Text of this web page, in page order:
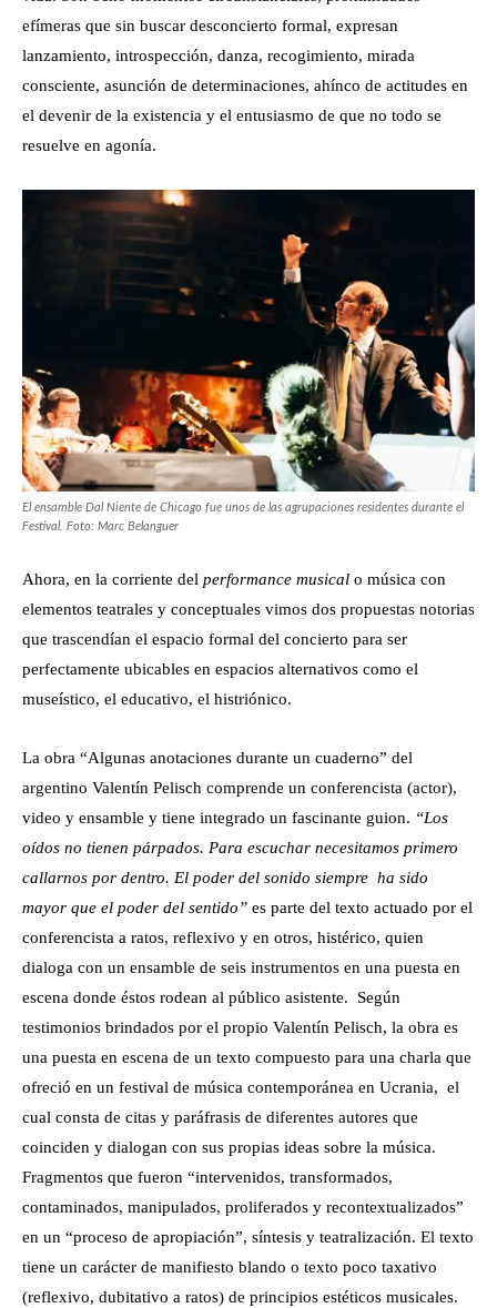
efímeras que sin buscar desconcierto formal, expresan
lanzamiento, introspección, danza, recogimiento, mirada
consciente, asunción de determinaciones, ahínco de actitudes en
el devenir de la existencia y el entusiasmo de que no todo se
resuelve en agonía.
El ensamble Dal Niente de Chicago fue unos de las agrupaciones residentes durante el
Festival. Foto: Marc Belanguer
Ahora, en la corriente del performance musical o música con
elementos teatrales y conceptuales vimos dos propuestas notorias
que trascendían el espacio formal del concierto para ser
perfectamente ubicables en espacios alternativos como el
museístico, el educativo, el histriónico.
La obra “Algunas anotaciones durante un cuaderno” del
argentino Valentín Pelisch comprende un conferencista (actor),
video y ensamble y tiene integrado un fascinante guion. “Los
oídos no tienen párpados. Para escuchar necesitamos primero
callarnos por dentro. El poder del sonido siempre ha sido
mayor que el poder del sentido” es parte del texto actuado por el
conferencista a ratos, reflexivo y en otros, histérico, quien
dialoga con un ensamble de seis instrumentos en una puesta en
escena donde éstos rodean al público asistente. Según
testimonios brindados por el propio Valentín Pelisch, la obra es
una puesta en escena de un texto compuesto para una charla que
ofreció en un festival de música contemporánea en Ucrania, el
cual consta de citas y paráfrasis de diferentes autores que
coinciden y dialogan con sus propias ideas sobre la música.
Fragmentos que fueron “intervenidos, transformados,
contaminados, manipulados, proliferados y recontextualizados”
en un “proceso de apropiación”, síntesis y teatralización. El texto
tiene un carácter de manifiesto blando o texto poco taxativo
(reflexivo, dubitativo a ratos) de principios estéticos musicales.